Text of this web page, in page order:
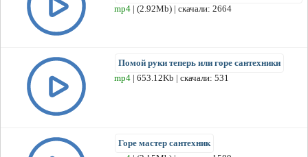
mp4 | (2.92Mb) | скачали: 2664
Помой руки теперь или горе сантехники
mp4 | 653.12Kb | скачали: 531
Горе мастер сантехник